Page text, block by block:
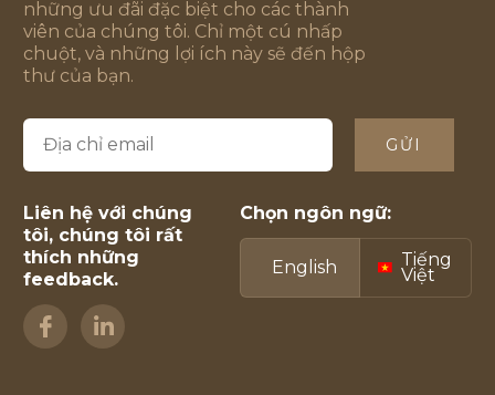
những ưu đãi đặc biệt cho các thành
viên của chúng tôi. Chỉ một cú nhấp
chuột, và những lợi ích này sẽ đến hộp
thư của bạn.
GỬI
Liên hệ với chúng
tôi, chúng tôi rất
thích những
feedback.
Chọn ngôn ngữ:
English Tiếng
Việt